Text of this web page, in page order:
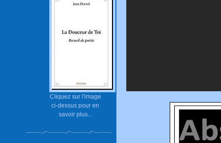
Cliquez sur l'image
ci-dessus pour en
savoir plus...